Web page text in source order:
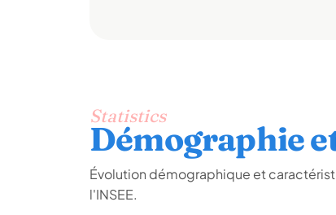
Statistics
Démographie
Évolution démographique et
l'INSEE.